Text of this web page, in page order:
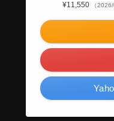
¥11,550
（